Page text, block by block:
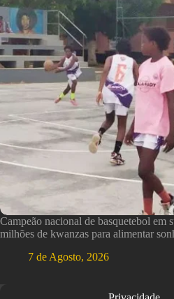
Campeão nacional de basquetebol em
milhões de kwanzas para alimentar
7 de Agosto, 2026